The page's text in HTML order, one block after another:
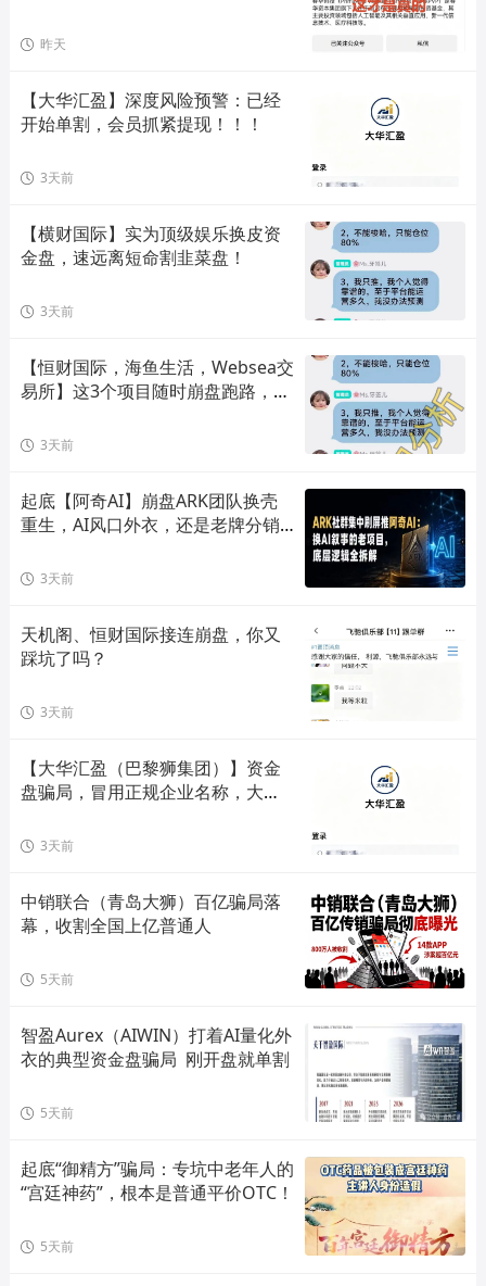
昨天
【大华汇盈】深度风险预警：已经
开始单割，会员抓紧提现！！！
3天前
【横财国际】实为顶级娱乐换皮资
金盘，速远离短命割韭菜盘！
3天前
【恒财国际，海鱼生活，Websea交
易所】这3个项目随时崩盘跑路，赶
3天前
起底【阿奇AI】崩盘ARK团队换壳
重生，AI风口外衣，还是老牌分销
3天前
天机阁、恒财国际接连崩盘，你又
踩坑了吗？
3天前
【大华汇盈（巴黎狮集团）】资金
盘骗局，冒用正规企业名称，大量
3天前
中销联合（青岛大狮）百亿骗局落
幕，收割全国上亿普通人
5天前
智盈Aurex（AIWIN）打着AI量化外
衣的典型资金盘骗局  刚开盘就单割
5天前
起底“御精方”骗局：专坑中老年人的
“宫廷神药”，根本是普通平价OTC！
5天前